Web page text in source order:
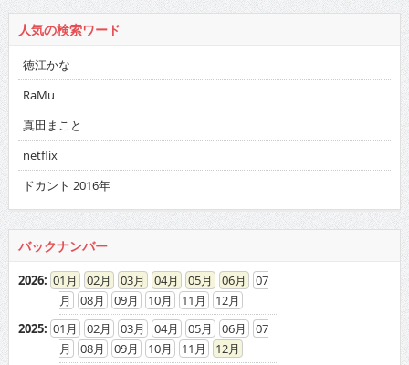
人気の検索ワード
徳江かな
RaMu
真田まこと
netflix
ドカント 2016年
バックナンバー
2026: 01 02 03 04 05 06
07
08
09 10 11
12
2025: 01 02 03 04 05 06
07
08
09 10 11
12